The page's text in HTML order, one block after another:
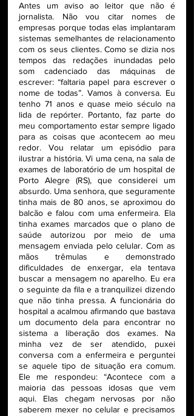
Antes um aviso ao leitor que não é
jornalista. Não vou citar nomes de
empresas porque todas elas implantaram
sistemas semelhantes de relacionamento
com os seus clientes. Como se dizia nos
tempos das redações inundadas pelo
som cadenciado das máquinas de
escrever: “faltaria papel para escrever o
nome de todas”. Vamos à conversa. Eu
tenho 71 anos e quase meio século na
lida de repórter. Portanto, faz parte do
meu comportamento estar sempre ligado
para as coisas que acontecem ao meu
redor. Vou relatar um episódio para
ilustrar a história. Vi uma cena, na sala de
exames de laboratório de um hospital de
Porto Alegre (RS), que considerei um
absurdo. Uma senhora, que seguramente
tinha mais de 80 anos, se aproximou do
balcão e falou com uma enfermeira. Ela
tinha exames marcados que o plano de
saúde autorizou por meio de uma
mensagem enviada pelo celular. Com as
mãos trêmulas e demonstrado
dificuldades de enxergar, ela tentava
buscar a mensagem no aparelho. Eu era
o seguinte da fila e a tranquilizei dizendo
que não tinha pressa. A funcionária do
hospital a acalmou afirmando que bastava
um documento dela para encontrar no
sistema a liberação dos exames. Na
minha vez de ser atendido, puxei
conversa com a enfermeira e perguntei
se aquele tipo de situação era comum.
Ele me respondeu: “Acontece com a
maioria das pessoas idosas que vem
aqui. Elas chegam nervosas por não
saberem mexer no celular e precisamos